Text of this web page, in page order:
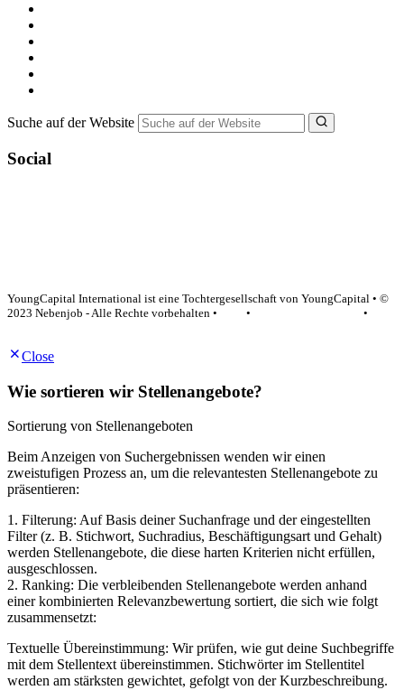
Suche auf der Website
Social
YoungCapital International ist eine Tochtergesellschaft von YoungCapital • ©
2023 Nebenjob - Alle Rechte vorbehalten •
•
•
Close
Wie sortieren wir Stellenangebote?
Sortierung von Stellenangeboten
Beim Anzeigen von Suchergebnissen wenden wir einen
zweistufigen Prozess an, um die relevantesten Stellenangebote zu
präsentieren:
1. Filterung: Auf Basis deiner Suchanfrage und der eingestellten
Filter (z. B. Stichwort, Suchradius, Beschäftigungsart und Gehalt)
werden Stellenangebote, die diese harten Kriterien nicht erfüllen,
ausgeschlossen.
2. Ranking: Die verbleibenden Stellenangebote werden anhand
einer kombinierten Relevanzbewertung sortiert, die sich wie folgt
zusammensetzt:
Textuelle Übereinstimmung: Wir prüfen, wie gut deine Suchbegriffe
mit dem Stellentext übereinstimmen. Stichwörter im Stellentitel
werden am stärksten gewichtet, gefolgt von der Kurzbeschreibung.